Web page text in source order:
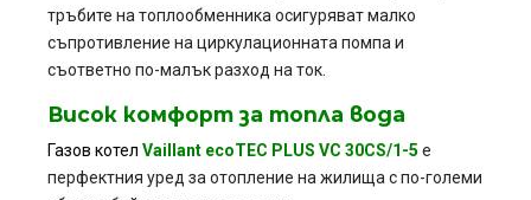
тръбите на топлообменника осигуряват малко
съпротивление на циркулационната помпа и
съответно по-малък разход на ток.
Висок комфорт за топла вода
Газов котел Vaillant ecoTEC PLUS VC 30CS/1-5 е
перфектния уред за отопление на жилища с по-големи